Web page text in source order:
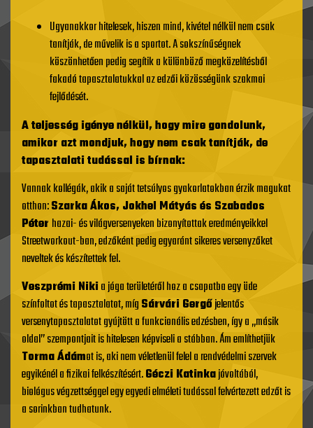
Ugyanakkor hitelesek, hiszen mind, kivétel nélkül nem csak
tanítják, de művelik is a sportot. A sokszínűségnek
köszönhetően pedig segítik a különböző megközelítésből
fakadó tapasztalatukkal az edzői közösségünk szakmai
fejlődését.
A teljesség igénye nélkül, hogy mire gondolunk,
amikor azt mondjuk, hogy nem csak tanítják, de
tapasztalati tudással is bírnak:
Vannak kollégák, akik a saját tetsúlyos gyakorlatokban érzik magukat
otthon:Szarka Ákos, Jokhel Mátyás és Szabados
Péter hazai- és világversenyeken bizonyítottak eredményeikkel
Streetworkout-ban, edzőként pedig egyaránt sikeres versenyzőket
neveltek és készítettek fel.
Veszprémi Nikia jóga területéről hoz a csapatba egy üde
színfoltot és tapasztalatot, mígSárvári Gergőjelentős
versenytapasztalatot gyújtött a funkcionális edzésben, így a „másik
oldal” szempontjait is hitelesen képviseli a stábban. Ám említhetjük
Torma Ádámot is, aki nem véletlenül felel a rendvédelmi szervek
egyikénél a fizikai felkészítésért.Géczi Katinkajóvoltából,
biológus végzettséggel egy egyedi elméleti tudással felvértezett edzőt is
a sorinkban tudhatunk.